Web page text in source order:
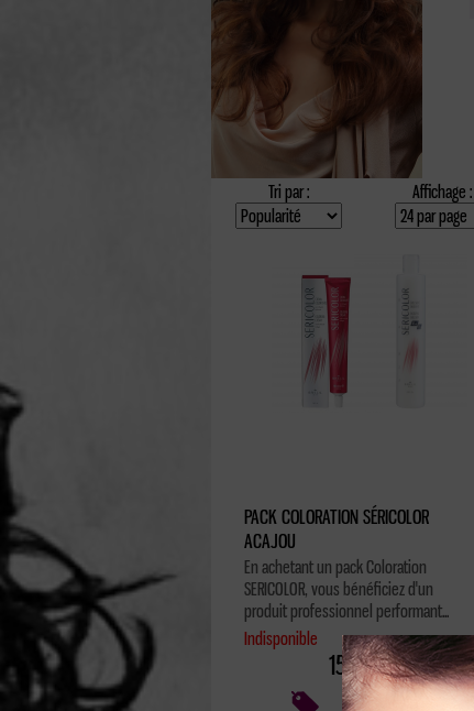
Tri par : Affichage :
PACK COLORATION SÉRICOLOR
ACAJOU
En achetant un pack Coloration
SERICOLOR, vous bénéficiez d'un
produit professionnel performant...
Indisponible
15.86 €
Voir la fiche